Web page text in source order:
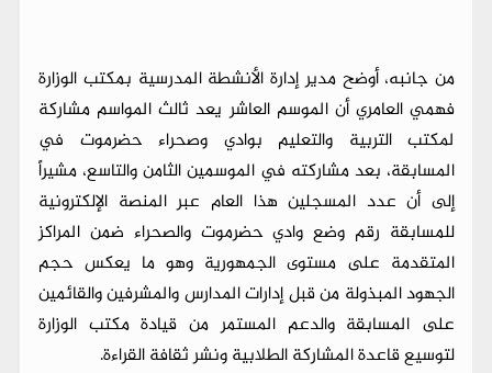
من جانبه، أوضح مدير إدارة الأنشطة المدرسية بمكتب الوزارة
فهمي العامري أن الموسم العاشر يعد ثالث المواسم مشاركة
لمكتب التربية والتعليم بوادي وصحراء حضرموت في
المسابقة، بعد مشاركته في الموسمين الثامن والتاسع، مشيراً
إلى أن عدد المسجلين هذا العام عبر المنصة الإلكترونية
للمسابقة رقم وضع وادي حضرموت والصحراء ضمن المراكز
المتقدمة على مستوى الجمهورية وهو ما يعكس حجم
الجهود المبذولة من قبل إدارات المدارس والمشرفين والقائمين
على المسابقة والدعم المستمر من قيادة مكتب الوزارة
لتوسيع قاعدة المشاركة الطلابية ونشر ثقافة القراءة.